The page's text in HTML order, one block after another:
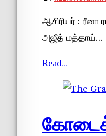
ஆசிரியர் : ரீனா
அஜீத் மத்தாய்…
Read...